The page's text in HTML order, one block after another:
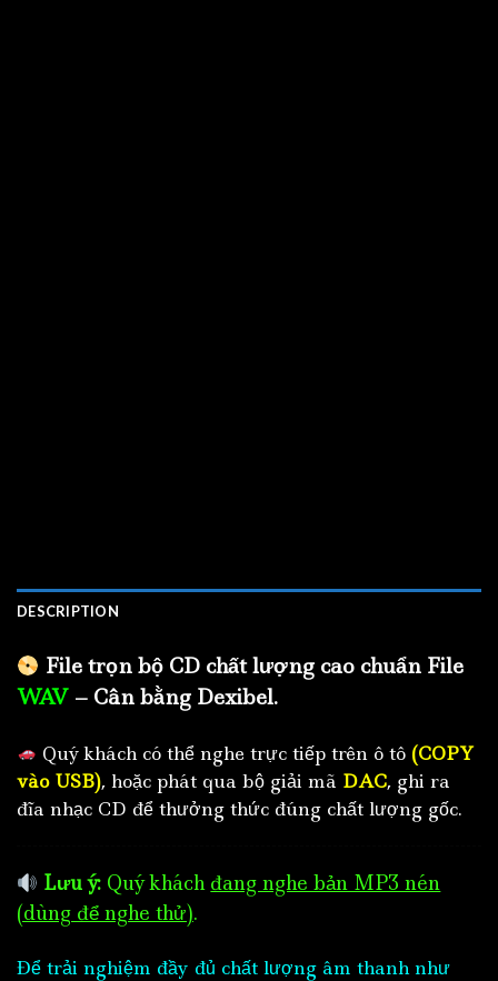
DESCRIPTION
File trọn bộ CD chất lượng cao chuẩn File
WAV – Cân bằng Dexibel.
Quý khách có thể nghe trực tiếp trên ô tô (COPY
vào USB), hoặc phát qua bộ giải mã DAC, ghi ra
đĩa nhạc CD để thưởng thức đúng chất lượng gốc.
Lưu ý: Quý khách đang nghe bản MP3 nén
(dùng để nghe thử).
Để trải nghiệm đầy đủ chất lượng âm thanh như